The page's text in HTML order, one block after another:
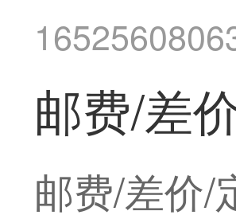
邮费/差
邮费/差价/